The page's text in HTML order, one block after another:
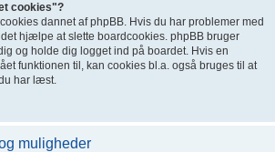
cookies"?
dannet af phpBB. Hvis du har problemer med
hjælpe at slette boardcookies. phpBB bruger
og holde dig logget ind på boardet. Hvis en
funktionen til, kan cookies bl.a. også bruges til at
har læst.
muligheder